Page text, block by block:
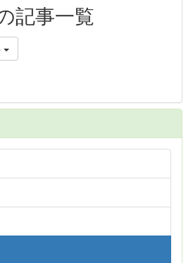
記事一覧